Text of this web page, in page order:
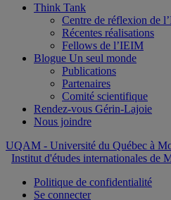
Think Tank
Centre de réflexion de
Récentes réalisations
Fellows de l’IEIM
Blogue Un seul monde
Publications
Partenaires
Comité scientifique
Rendez-vous Gérin-Lajoie
Nous joindre
UQAM - Université du Québec à
Institut d'études internationales
Politique de confidentialité
Se connecter